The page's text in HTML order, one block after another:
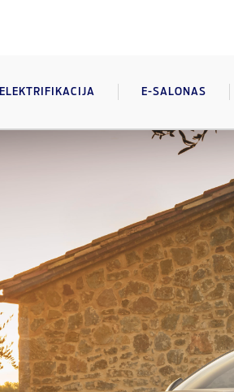
ELEKTRIFIKACIJA E-SALONAS